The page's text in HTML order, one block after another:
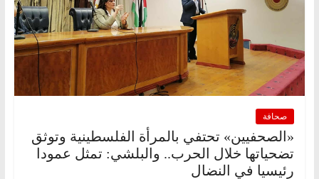
صحافة
«الصحفيين» تحتفي بالمرأة الفلسطينية وتوثق
تضحياتها خلال الحرب.. والبلشي: تمثل عمودا
رئيسيا في النضال